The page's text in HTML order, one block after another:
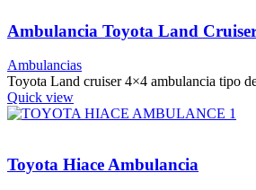
Ambulancia Toyota Land
Ambulancias
Toyota Land cruiser 4×4 ambulancia tipo
Quick view
Toyota Hiace Ambulancia